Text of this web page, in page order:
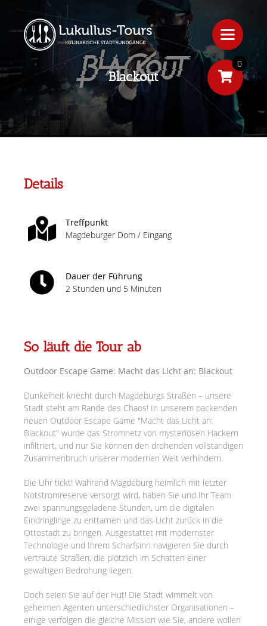
Blackout
Details
Treffpunkt
Magdeburger Dom / Eingang
Dauer der Führung
2 Stunden und 5 Minuten
So läuft die Tour ab
Outdoor Escape Game: Macht das Licht an: Blackout
Dunkelheit kriecht durch Magdeburgs Straßen – unsere
Stadt steht am Rande des Chaos! In unserem packenden
neuen Outdoor Escape Game "Macht das Licht an:
Blackout" wurde das Stromnetz von mysteriösen Hackern
infiltriert, und nur Sie können den drohenden vollständigen
Zusammenbruch unserer modernen Welt verhindern.
Die Uhr tickt! Während Magdeburg heimlich mit letzter
Notstromreserve versorgt wird, haben Sie und Ihr Team
zwei spannungsgeladene Stunden, um die digitalen
Eindringlinge zu enttarnen und das Licht zurück in die
Ottostadt zu bringen. Ausgestattet mit modernster
Technologie und Ihrem Scharfsinn navigieren Sie durch
vertraute Straßen, die plötzlich im Schatten einer
gewaltigen Bedrohung liegen.
Doch seien Sie auf der Hut! Die Stadt wimmelt von
geheimen Agenten unterschiedlichster Organisationen –
einige verfolgen die gleiche Mission wie Sie, andere wollen
0